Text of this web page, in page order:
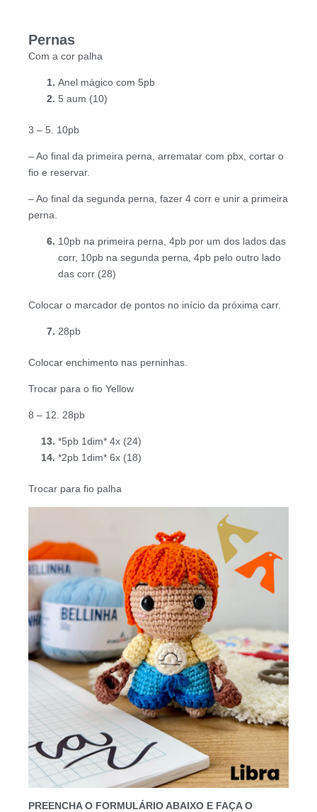
Pernas
Com a cor palha
Anel mágico com 5pb
5 aum (10)
3 – 5. 10pb
– Ao final da primeira perna, arrematar com pbx, cortar o
fio e reservar.
– Ao final da segunda perna, fazer 4 corr e unir a primeira
perna.
10pb na primeira perna, 4pb por um dos lados das
corr, 10pb na segunda perna, 4pb pelo outro lado
das corr (28)
Colocar o marcador de pontos no início da próxima carr.
28pb
Colocar enchimento nas perninhas.
Trocar para o fio Yellow
8 – 12. 28pb
*5pb 1dim* 4x (24)
*2pb 1dim* 6x (18)
Trocar para fio palha
PREENCHA O FORMULÁRIO ABAIXO E FAÇA O